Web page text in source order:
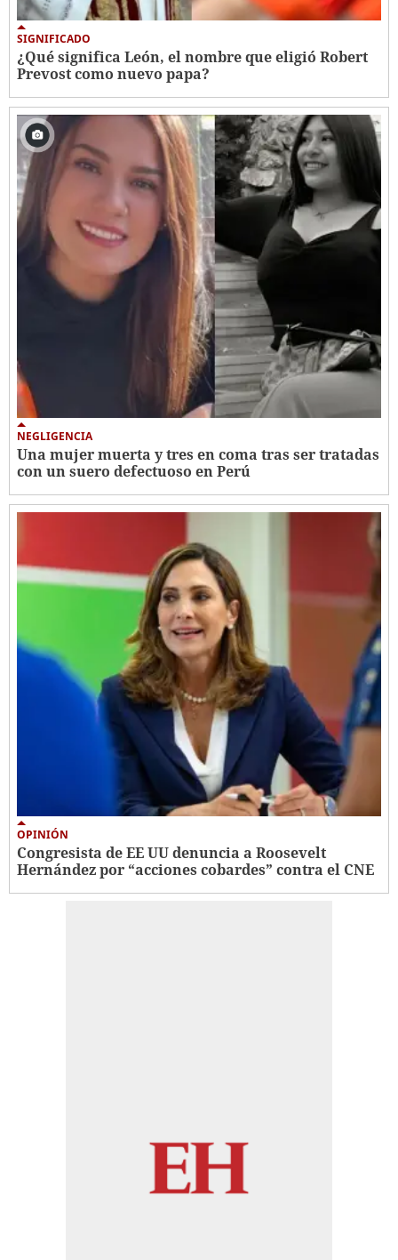
SIGNIFICADO
¿Qué significa León, el nombre que eligió Robert
Prevost como nuevo papa?
NEGLIGENCIA
Una mujer muerta y tres en coma tras ser tratadas
con un suero defectuoso en Perú
OPINIÓN
Congresista de EE UU denuncia a Roosevelt
Hernández por “acciones cobardes” contra el CNE